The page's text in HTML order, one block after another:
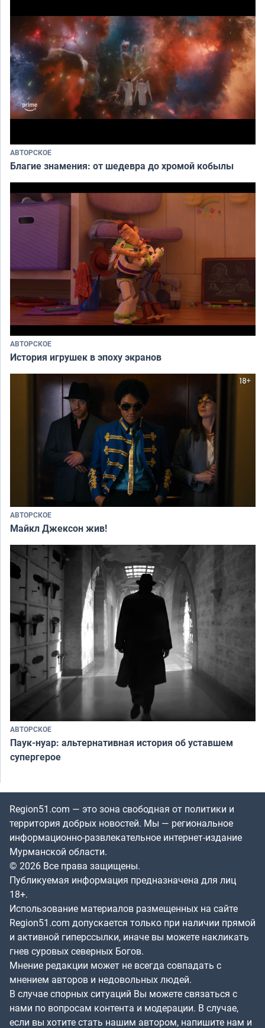
АВТОРСКОЕ
Благие знамения: от шедевра до хромой кобылы
АВТОРСКОЕ
История игрушек в эпоху экранов
АВТОРСКОЕ
Майкл Джексон жив!
АВТОРСКОЕ
Паук-нуар: альтернативная история об уставшем
супергерое
Region51.com — это зона свободная от политики и
территория добрых новостей. Мы — региональное
информационно-развлекательное интернет-издание
Мурманской области.
© 2026 Все права защищены.
Публикуемая информация предназначена для лиц
18+.
Использование материалов размещенных на сайте
Region51.com допускается только при наличии прямой
и активной гиперссылки, иначе вы можете накликать
гнев суровых северных Богов.
Мнение редакции может не всегда совпадать с
мнением авторов и недовольных людей.
В случае спорных ситуаций Вы можете связаться с
нами по вопросам контента и модерации. В случае,
если вы хотите стать нашим автором, напишите нам и